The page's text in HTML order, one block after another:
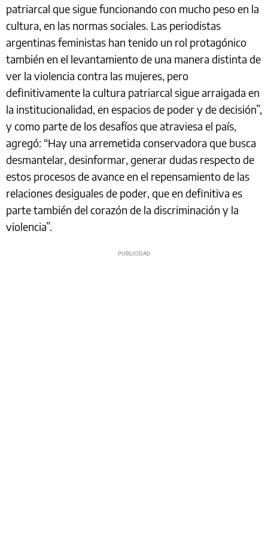
patriarcal que sigue funcionando con mucho peso en la
cultura, en las normas sociales. Las periodistas
argentinas feministas han tenido un rol protagónico
también en el levantamiento de una manera distinta de
ver la violencia contra las mujeres, pero
definitivamente la cultura patriarcal sigue arraigada en
la institucionalidad, en espacios de poder y de decisión”,
y como parte de los desafíos que atraviesa el país,
agregó: “Hay una arremetida conservadora que busca
desmantelar, desinformar, generar dudas respecto de
estos procesos de avance en el repensamiento de las
relaciones desiguales de poder, que en definitiva es
parte también del corazón de la discriminación y la
violencia”.